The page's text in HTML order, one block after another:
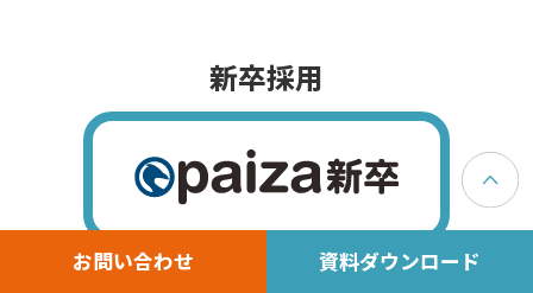
新卒採用
お問い合わせ 資料ダウンロード